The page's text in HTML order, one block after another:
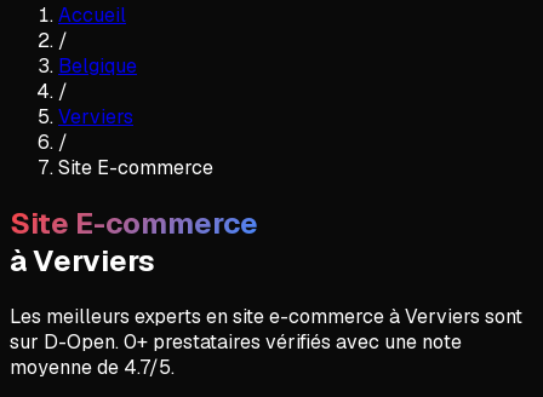
Accueil
/
Belgique
/
Verviers
/
Site E-commerce
Site E-commerce
àVerviers
Les meilleurs experts ensite e-commerceàVerviers sont
sur D-Open.0+ prestataires vérifiés avec une note
moyenne de 4.7/5.